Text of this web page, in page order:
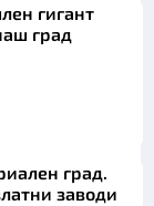
гигант
град
град.
заводи